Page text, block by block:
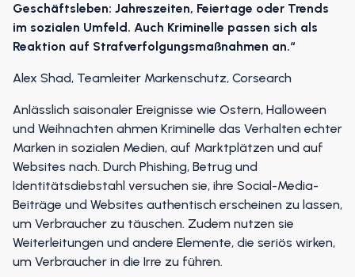
Geschäftsleben: Jahreszeiten, Feiertage oder Trends
im sozialen Umfeld. Auch Kriminelle passen sich als
Reaktion auf Strafverfolgungsmaßnahmen an.“
Alex Shad, Teamleiter Markenschutz, Corsearch
Anlässlich saisonaler Ereignisse wie Ostern, Halloween
und Weihnachten ahmen Kriminelle das Verhalten echter
Marken in sozialen Medien, auf Marktplätzen und auf
Websites nach. Durch Phishing, Betrug und
Identitätsdiebstahl versuchen sie, ihre Social-Media-
Beiträge und Websites authentisch erscheinen zu lassen,
um Verbraucher zu täuschen. Zudem nutzen sie
Weiterleitungen und andere Elemente, die seriös wirken,
um Verbraucher in die Irre zu führen.